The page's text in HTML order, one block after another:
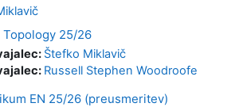
25/26
Štefko Miklavič
Russell Stephen Woodroofe
EN 25/26 (preusmeritev)